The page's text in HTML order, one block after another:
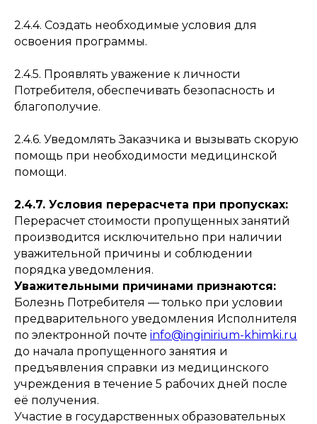
2.4.4. Создать необходимые условия для
освоения программы.
2.4.5. Проявлять уважение к личности
Потребителя, обеспечивать безопасность и
благополучие.
2.4.6. Уведомлять Заказчика и вызывать скорую
помощь при необходимости медицинской
помощи.
2.4.7. Условия перерасчета при пропусках:
Перерасчет стоимости пропущенных занятий
производится исключительно при наличии
уважительной причины и соблюдении
порядка уведомления.
Уважительными причинами признаются:
Болезнь Потребителя — только при условии
предварительного уведомления Исполнителя
по электронной почте info@inginirium-khimki.ru
до начала пропущенного занятия и
предъявления справки из медицинского
учреждения в течение 5 рабочих дней после
её получения.
Участие в государственных образовательных